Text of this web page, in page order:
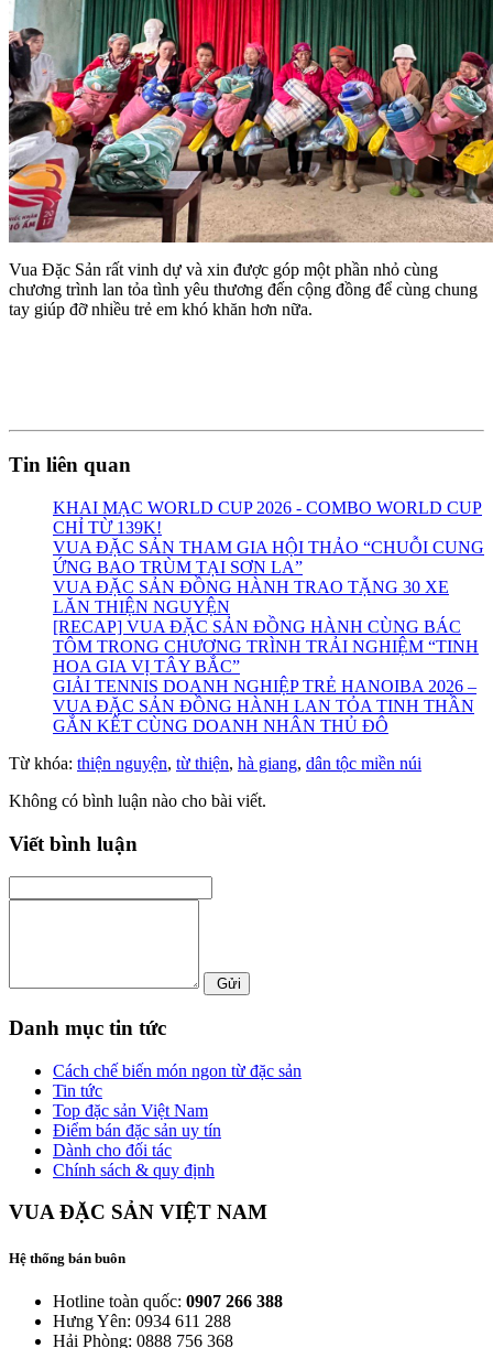
Vua Đặc Sản rất vinh dự và xin được góp một phần nhỏ cùng
chương trình lan tỏa tình yêu thương đến cộng đồng để cùng chung
tay giúp đỡ nhiều trẻ em khó khăn hơn nữa.
Tin liên quan
KHAI MẠC WORLD CUP 2026 - COMBO WORLD CUP
CHỈ TỪ 139K!
VUA ĐẶC SẢN THAM GIA HỘI THẢO “CHUỖI CUNG
ỨNG BAO TRÙM TẠI SƠN LA”
VUA ĐẶC SẢN ĐỒNG HÀNH TRAO TẶNG 30 XE
LĂN THIỆN NGUYỆN
[RECAP] VUA ĐẶC SẢN ĐỒNG HÀNH CÙNG BÁC
TÔM TRONG CHƯƠNG TRÌNH TRẢI NGHIỆM “TINH
HOA GIA VỊ TÂY BẮC”
GIẢI TENNIS DOANH NGHIỆP TRẺ HANOIBA 2026 –
VUA ĐẶC SẢN ĐỒNG HÀNH LAN TỎA TINH THẦN
GẮN KẾT CÙNG DOANH NHÂN THỦ ĐÔ
Từ khóa: thiện nguyện, từ thiện, hà giang, dân tộc miền núi
Không có bình luận nào cho bài viết.
Viết bình luận
Gửi
Danh mục tin tức
Cách chế biến món ngon từ đặc sản
Tin tức
Top đặc sản Việt Nam
Điểm bán đặc sản uy tín
Dành cho đối tác
Chính sách & quy định
VUA ĐẶC SẢN VIỆT NAM
Hệ thống bán buôn
Hotline toàn quốc: 0907 266 388
Hưng Yên: 0934 611 288
Hải Phòng: 0888 756 368